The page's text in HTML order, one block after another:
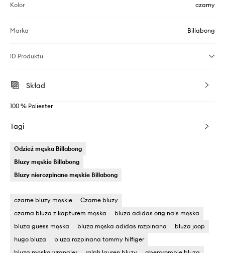
Kolor czarny
Marka Billabong
ID Produktu
Skład
100 % Poliester
Tagi
Odzież męska Billabong
Bluzy męskie Billabong
Bluzy nierozpinane męskie Billabong
czarne bluzy męskie
Czarne bluzy
czarna bluza z kapturem męska
bluza adidas originals męska
bluza guess męska
bluza męska adidas rozpinana
bluza joop
hugo bluza
bluza rozpinana tommy hilfiger